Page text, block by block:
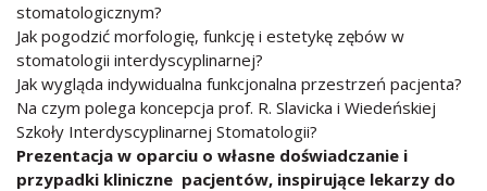
stomatologicznym?
Jak pogodzić morfologię, funkcję i estetykę zębów w
stomatologii interdyscyplinarnej?
Jak wygląda indywidualna funkcjonalna przestrzeń pacjenta?
Na czym polega koncepcja prof. R. Slavicka i Wiedeńskiej
Szkoły Interdyscyplinarnej Stomatologii?
Prezentacja w oparciu o własne doświadczanie i
przypadki kliniczne pacjentów, inspirujące lekarzy do